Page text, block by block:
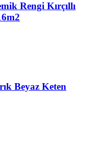
Rengi Kırçıllı
Beyaz Keten